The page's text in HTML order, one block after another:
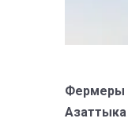
Фермеры